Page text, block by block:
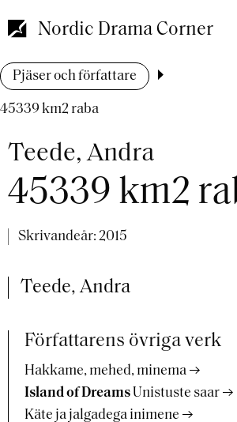
till
huvudinnehåll
Nordic Drama Corner
Länkstig
Pjäser och författare
45339 km2 raba
Teede, Andra
45339 km2
Skrivandeår: 2015
Teede, Andra
Författarens övriga verk
Hakkame, mehed, minema
Island of Dreams Unistuste saar
Käte ja jalgadega inimene